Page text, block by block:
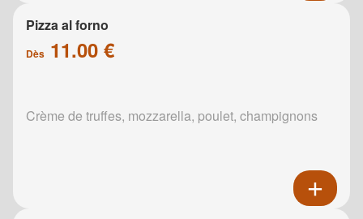
Pizza al forno
Dès 11.00 €
Crème de truffes, mozzarella, poulet, champignons